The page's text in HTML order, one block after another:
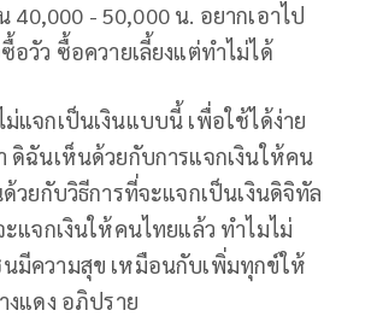
40,000 - 50,000 น. อยากเอาไป
วัว ซื้อควายเลี้ยงแต่ทำไม่ได้
ม่แจกเป็นเงินแบบนี้ เพื่อใช้ได้ง่าย
ดิฉันเห็นด้วยกับการแจกเงินให้คน
วยกับวิธีการที่จะแจกเป็นเงินดิจิทัล
แจกเงินให้คนไทยแล้ว ทำไมไม่
มีความสุข เหมือนกับเพิ่มทุกข์ให้
แดง อภิปราย